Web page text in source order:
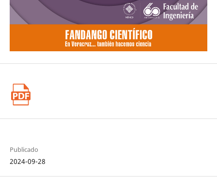
Publicado
2024-09-28